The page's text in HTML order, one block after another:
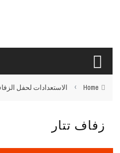
Home
› الاستعدادات لحفل
زفاف تتار